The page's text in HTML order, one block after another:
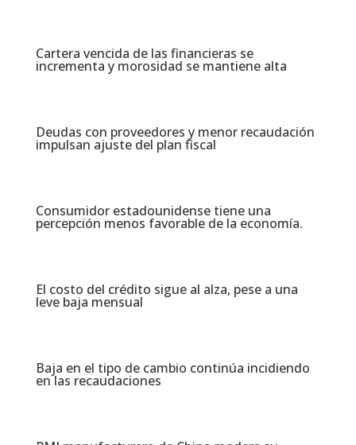
Cartera vencida de las financieras se
incrementa y morosidad se mantiene alta​
Deudas con proveedores y menor recaudación
impulsan ajuste del plan fiscal​
Consumidor estadounidense tiene una
percepción menos favorable de la economía​.
El costo del crédito sigue al alza, pese a una
leve baja mensual​
Baja en el tipo de cambio continúa incidiendo
en las recaudaciones​